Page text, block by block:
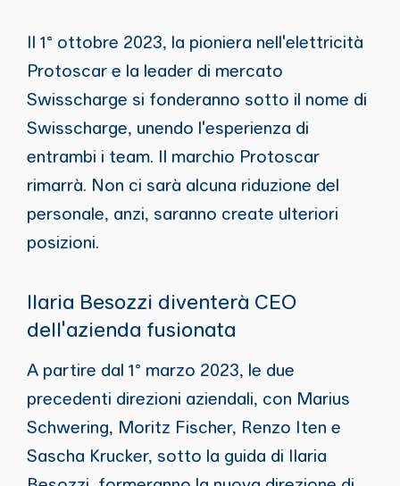
Il 1° ottobre 2023, la pioniera nell'elettricità
Protoscar e la leader di mercato
Swisscharge si fonderanno sotto il nome di
Swisscharge, unendo l'esperienza di
entrambi i team. Il marchio Protoscar
rimarrà. Non ci sarà alcuna riduzione del
personale, anzi, saranno create ulteriori
posizioni.
Ilaria Besozzi diventerà CEO
dell'azienda fusionata
A partire dal 1° marzo 2023, le due
precedenti direzioni aziendali, con Marius
Schwering, Moritz Fischer, Renzo Iten e
Sascha Krucker, sotto la guida di Ilaria